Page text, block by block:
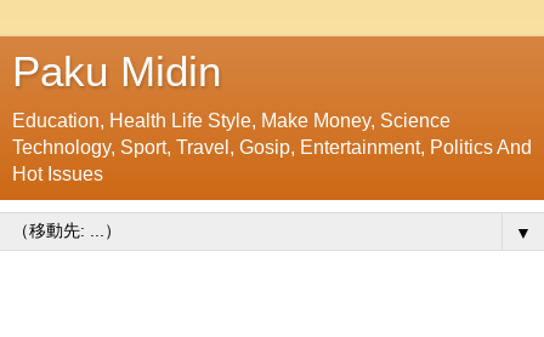
Paku Midin
Education, Health Life Style, Make Money, Science
Technology, Sport, Travel, Gosip, Entertainment, Politics And
Hot Issues
▼